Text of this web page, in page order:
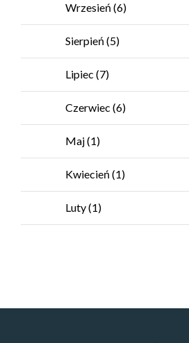
Wrzesień (6)
Sierpień (5)
Lipiec (7)
Czerwiec (6)
Maj(1)
Kwiecień (1)
Luty(1)